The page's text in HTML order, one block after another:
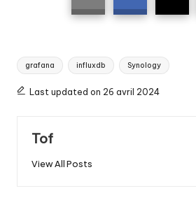
Tags:
grafana influxdb Synology
Last updated on 26 avril 2024
Tof
View All Posts